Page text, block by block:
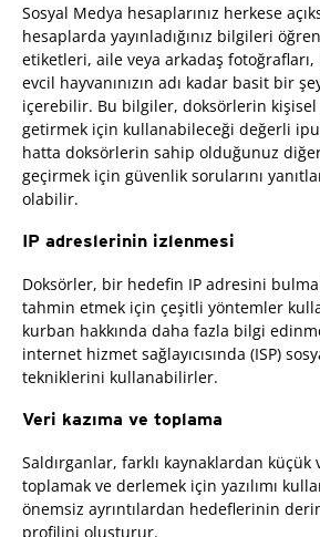
Sosyal Medya hesaplarınız herkese
hesaplarda yayınladığınız bilgileri
etiketleri, aile veya arkadaş fotoğrafları,
evcil hayvanınızın adı kadar basit bir
içerebilir. Bu bilgiler, doksörlerin
getirmek için kullanabileceği değerli
hatta doksörlerin sahip olduğunuz
geçirmek için güvenlik sorularını
olabilir.
IP adreslerinin izlenmesi
Doksörler, bir hedefin IP adresini
tahmin etmek için çeşitli yöntemler
kurban hakkında daha fazla bilgi
internet hizmet sağlayıcısında (ISP)
tekniklerini kullanabilirler.
Veri kazıma ve toplama
Saldırganlar, farklı kaynaklardan küçük
toplamak ve derlemek için yazılımı
önemsiz ayrıntılardan hedeflerinin
profilini oluşturur.